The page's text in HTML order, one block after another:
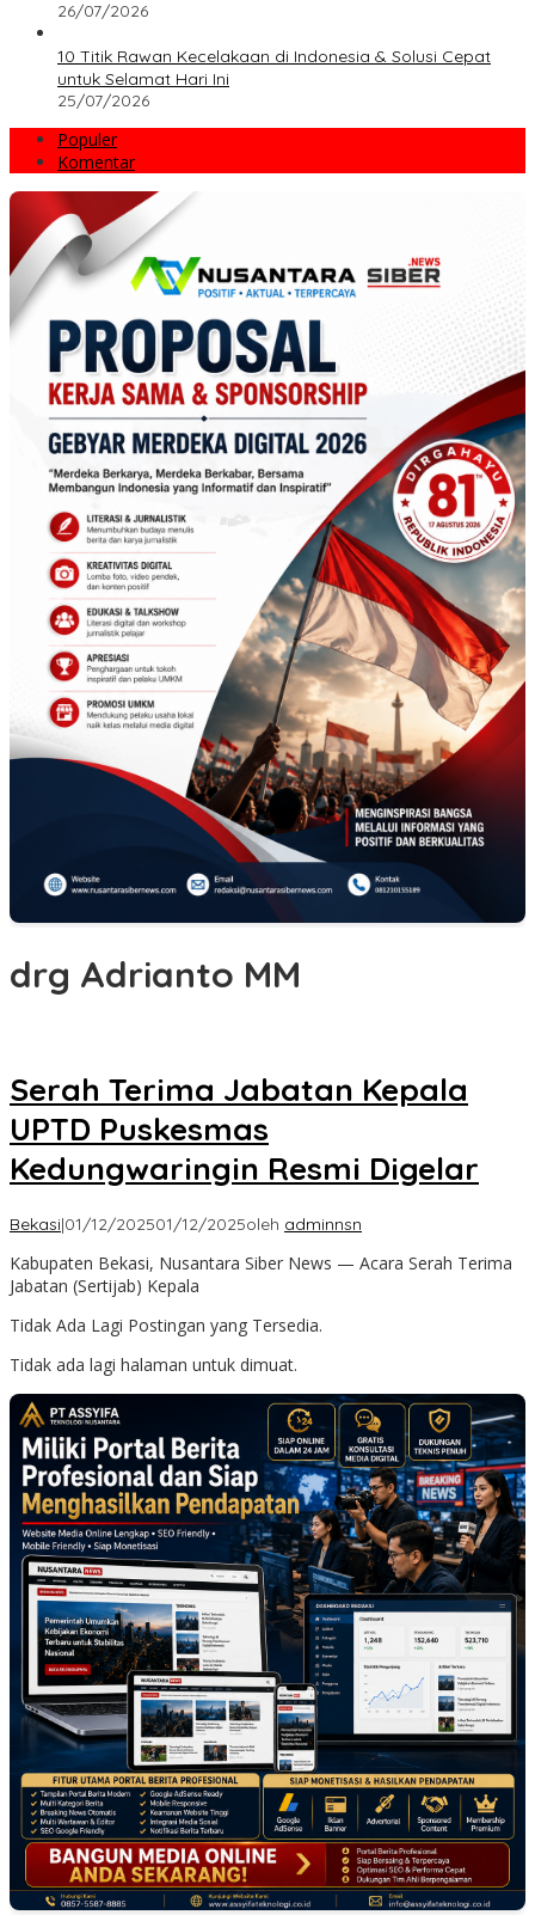
26/07/2026
10 Titik Rawan Kecelakaan di Indonesia & Solusi Cepat
untuk Selamat Hari Ini
25/07/2026
Populer
Komentar
drg Adrianto MM
Serah Terima Jabatan Kepala
UPTD Puskesmas
Kedungwaringin Resmi Digelar
Bekasi|01/12/202501/12/2025oleh adminnsn
Kabupaten Bekasi, Nusantara Siber News — Acara Serah Terima
Jabatan (Sertijab) Kepala
Tidak Ada Lagi Postingan yang Tersedia.
Tidak ada lagi halaman untuk dimuat.